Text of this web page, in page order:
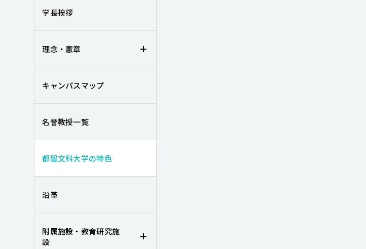
学長挨拶
理念・憲章
キャンパスマップ
名誉教授一覧
都留文科大学の特色
沿革
附属施設・教育研究施
設